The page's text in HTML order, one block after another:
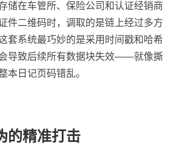
储在车管所、保险公司和认证经销商
件二维码时，调取的是链上经过多方
套系统最巧妙的是采用时间戳和哈希
导致后续所有数据块失效——就像撕
本日记页码错乱。
的精准打击